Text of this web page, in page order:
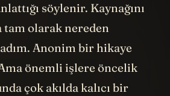
söylenir. Kaynağını
tam olarak nereden
Anonim bir hikaye
Ama önemli işlere öncelik
çok akılda kalıcı bir